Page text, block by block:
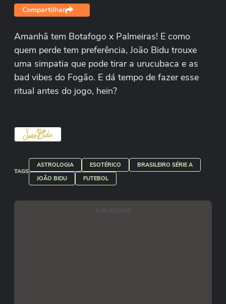
Compartilhar
Amanhã tem Botafogo x Palmeiras! E como
quem perde tem preferência, João Bidu trouxe
uma simpatia que pode tirar a urucubaca e as
bad vibes do Fogão. E dá tempo de fazer esse
ritual antes do jogo, hein?
TAGS
ASTROLOGIA ESOTÉRICO
BRASILEIRO SÉRIE A
JOÃO BIDU
FUTEBOL
PUBLICIDADE